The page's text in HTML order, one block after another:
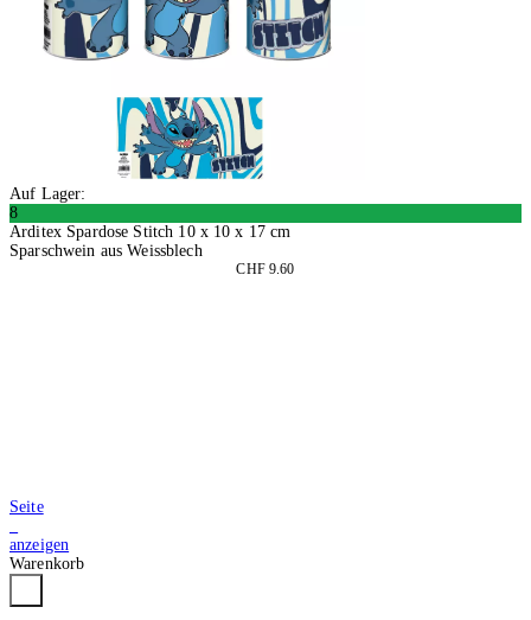
Auf Lager:
8
Arditex Spardose Stitch 10 x 10 x 17 cm
Sparschwein aus Weissblech
CHF 9.60
Seite
anzeigen
Warenkorb